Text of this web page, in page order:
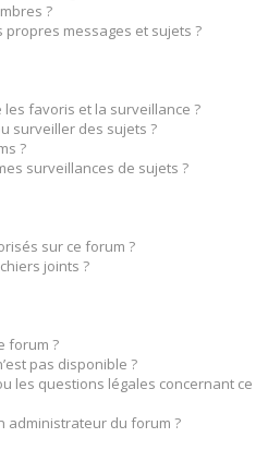
?
propres messages et sujets ?
favoris et la surveillance ?
surveiller des sujets ?
?
surveillances de sujets ?
sur ce forum ?
joints ?
forum ?
pas disponible ?
les questions légales concernant ce
administrateur du forum ?